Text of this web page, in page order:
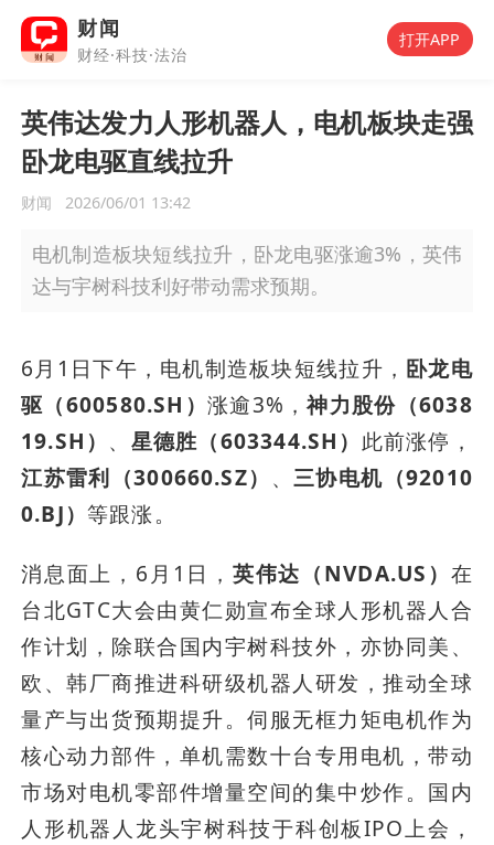
财闻
财经·科技·法治
打开APP
英伟达发力人形机器人，电机板块走强
卧龙电驱直线拉升
财闻 2026/06/01 13:42
电机制造板块短线拉升，卧龙电驱涨逾3%，英伟
达与宇树科技利好带动需求预期。
6月1日下午，电机制造板块短线拉升， 卧龙电
驱（600580.SH） 涨逾3%，神力股份（6038
19.SH） 、 星德胜（603344.SH） 此前涨停，
江苏雷利（300660.SZ） 、 三协电机（92010
0.BJ）等跟涨。
消息面上，6月1日， 英伟达（NVDA.US） 在
台北GTC大会由黄仁勋宣布全球人形机器人合
作计划，除联合国内宇树科技外，亦协同美、
欧、韩厂商推进科研级机器人研发，推动全球
量产与出货预期提升。伺服无框力矩电机作为
核心动力部件，单机需数十台专用电机，带动
市场对电机零部件增量空间的集中炒作。国内
人形机器人龙头宇树科技于科创板IPO上会，